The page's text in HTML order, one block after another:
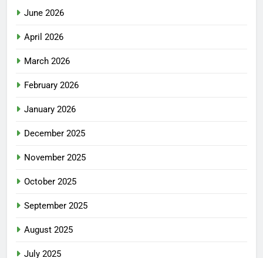
June 2026
April 2026
March 2026
February 2026
January 2026
December 2025
November 2025
October 2025
September 2025
August 2025
July 2025